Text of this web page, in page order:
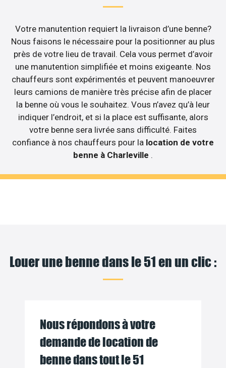
Votre manutention requiert la livraison d’une benne?
Nous faisons le nécessaire pour la positionner au plus
près de votre lieu de travail. Cela vous permet d’avoir
une manutention simplifiée et moins exigeante. Nos
chauffeurs sont expérimentés et peuvent manoeuvrer
leurs camions de manière très précise afin de placer
la benne où vous le souhaitez. Vous n’avez qu’à leur
indiquer l’endroit, et si la place est suffisante, alors
votre benne sera livrée sans difficulté. Faites
confiance à nos chauffeurs pour la location de votre
benne à Charleville .
Louer une benne dans le 51 en un clic :
Nous répondons à votre
demande de location de
benne dans tout le 51